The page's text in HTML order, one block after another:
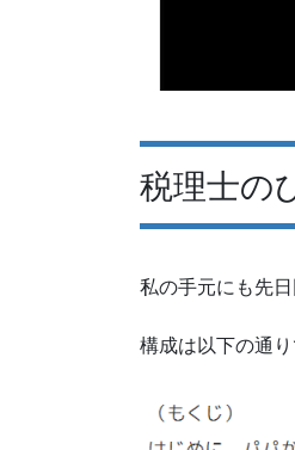
税理士の
私の手元にも先
構成は以下の通り